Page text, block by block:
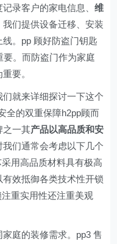
录客户的家电信息、维
们提供设备迁移、安装
。pp 顾好防盗门钥匙
。而防盗门作为家庭
要。
就来详细探讨一下这个
全的双重保障h2pp顾而
之一其产品以高品质和安
们通常会考虑以下几个
用高品质材料具有极高
效抵御各类技术性开锁
重实用性还注重美观
庭的装修需求。pp3 售